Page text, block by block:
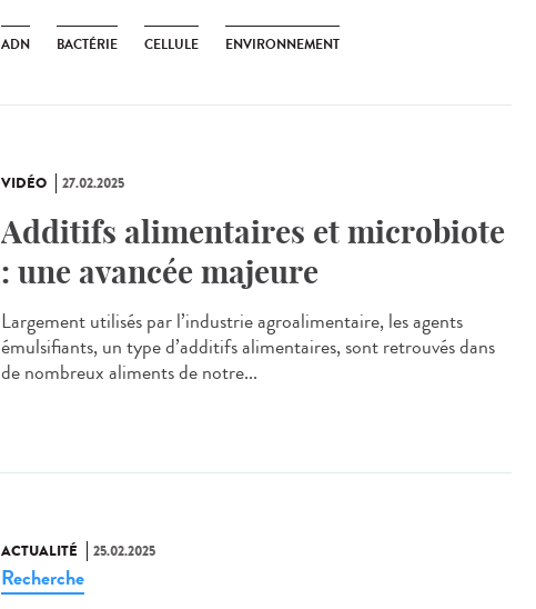
ADN BACTÉRIE CELLULE ENVIRONNEMENT
VIDÉO 27.02.2025
Additifs alimentaires et microbiote
: une avancée majeure
Largement utilisés par l’industrie agroalimentaire, les agents
émulsifiants, un type d’additifs alimentaires, sont retrouvés dans
de nombreux aliments de notre...
ACTUALITÉ 25.02.2025
Recherche